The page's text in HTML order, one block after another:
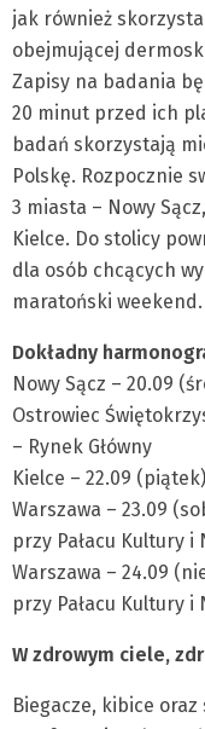
jak również
obejmującej
Zapisy na badania
20 minut przed ich
badań skorzystają
Polskę. Rozpocznie
3 miasta – Nowy
Kielce. Do stolicy
dla osób chcących
maratoński weekend.
Dokładny
Nowy Sącz – 20.09
Ostrowiec
– Rynek Główny
Kielce – 22.09
Warszawa – 23.09
przy Pałacu Kultury
Warszawa – 24.09
przy Pałacu Kultury
W zdrowym ciele,
Biegacze, kibice